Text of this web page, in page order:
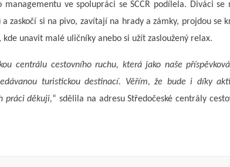
managementu ve spolupráci se SCCR podílela. Diváci
zaskočí si na pivo, zavítají na hrady a zámky, projdou se
unavit malé uličníky anebo si užít zasloužený relax.
centrálu cestovního ruchu, která jako naše
turistickou destinací. Věřím, že bude i díky
práci děkuji,“ sdělila na adresu Středočeské centrály